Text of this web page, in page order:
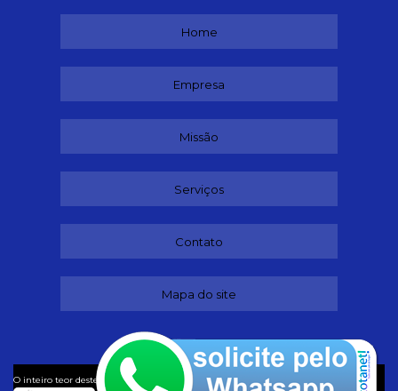
Home
Empresa
Missão
Serviços
Contato
Mapa do site
O inteiro teor deste site está sujeito à proteção de direitos autorais. Copyright